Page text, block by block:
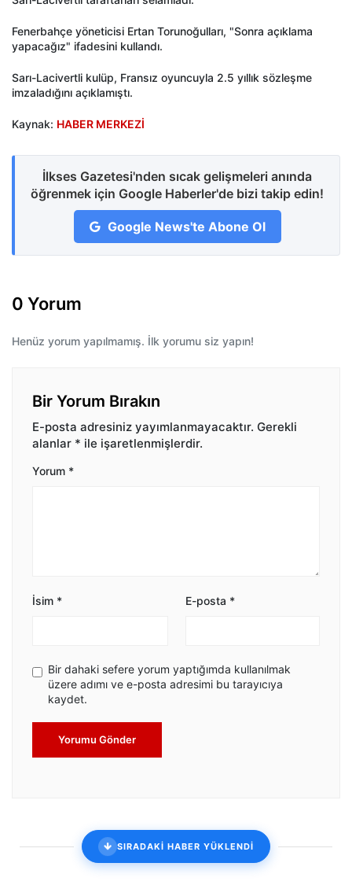
Fenerbahçe yöneticisi Ertan Torunoğulları, "Sonra açıklama
yapacağız" ifadesini kullandı.
Sarı-Lacivertli kulüp, Fransız oyuncuyla 2.5 yıllık sözleşme
imzaladığını açıklamıştı.
Kaynak: HABER MERKEZİ
İlkses Gazetesi'nden sıcak gelişmeleri anında
öğrenmek için Google Haberler'de bizi takip edin!
Google News'te Abone Ol
0 Yorum
Henüz yorum yapılmamış. İlk yorumu siz yapın!
Bir Yorum Bırakın
E-posta adresiniz yayımlanmayacaktır. Gerekli
alanlar * ile işaretlenmişlerdir.
Yorum *
İsim * E-posta *
Bir dahaki sefere yorum yaptığımda kullanılmak
üzere adımı ve e-posta adresimi bu tarayıcıya
kaydet.
Yorumu Gönder
SIRADAKİ HABER YÜKLENDİ